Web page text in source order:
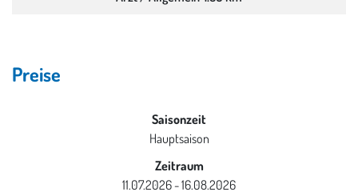
Preise
Saisonzeit
Hauptsaison
Zeitraum
11.07.2026 - 16.08.2026